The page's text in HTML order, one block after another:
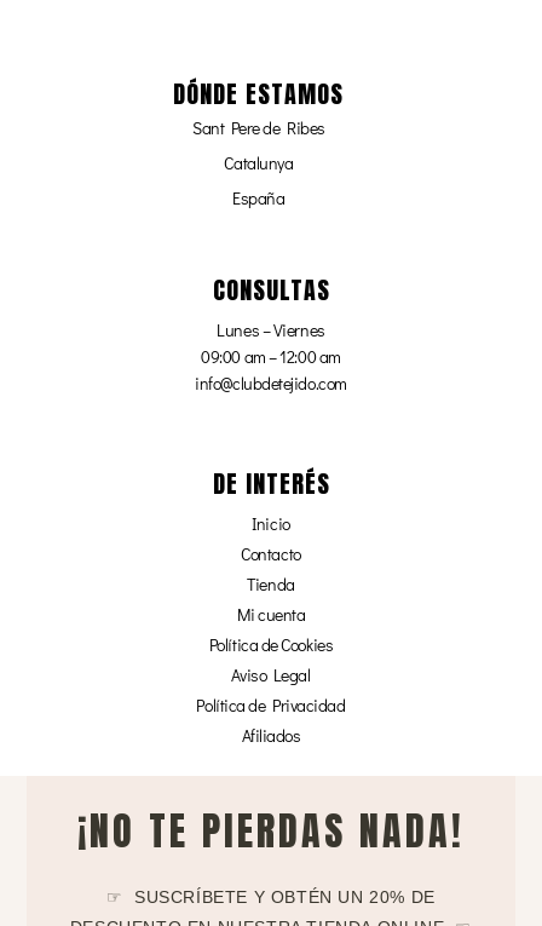
DÓNDE ESTAMOS
Sant Pere de Ribes
Catalunya
España
CONSULTAS
Lunes – Viernes
09:00 am – 12:00 am
info@clubdetejido.com
DE INTERÉS
Inicio
Contacto
Tienda
Mi cuenta
Política de Cookies
Aviso Legal
Política de Privacidad
Afiliados
¡NO TE PIERDAS NADA!
☞ SUSCRÍBETE Y OBTÉN UN 20% DE